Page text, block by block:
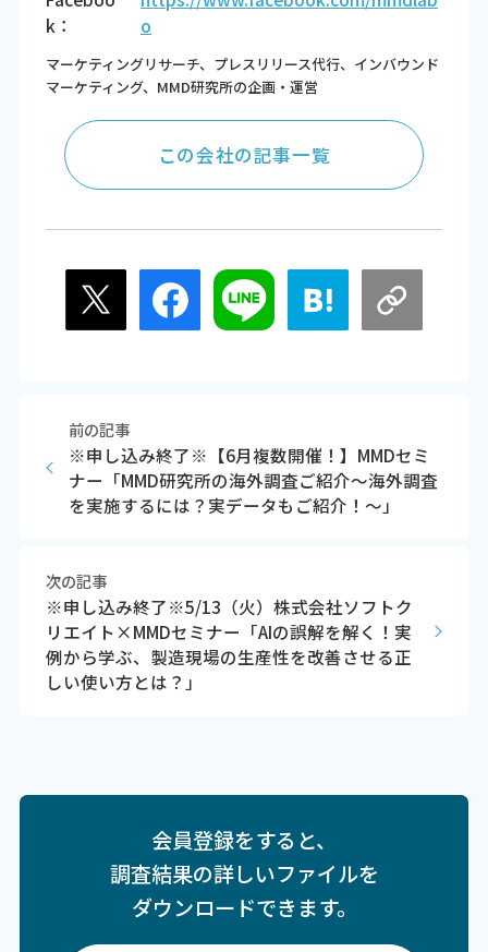
k：
o
マーケティングリサーチ、プレスリリース代行、インバウンド
マーケティング、MMD研究所の企画・運営
この会社の記事一覧
前の記事
※申し込み終了※【6月複数開催！】MMDセミ
ナー「MMD研究所の海外調査ご紹介～海外調査
を実施するには？実データもご紹介！～」
次の記事
※申し込み終了※5/13（火）株式会社ソフトク
リエイト×MMDセミナー「AIの誤解を解く！実
例から学ぶ、製造現場の生産性を改善させる正
しい使い方とは？」
会員登録をすると、
調査結果の詳しいファイルを
ダウンロードできます。